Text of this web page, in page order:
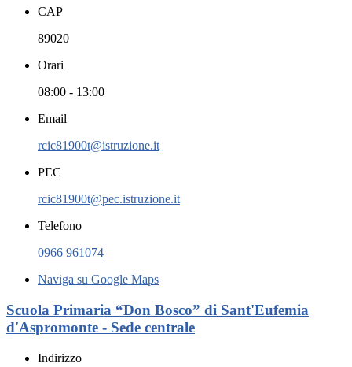
CAP
89020
Orari
08:00 - 13:00
Email
rcic81900t@istruzione.it
PEC
rcic81900t@pec.istruzione.it
Telefono
0966 961074
Naviga su Google Maps
Scuola Primaria “Don Bosco” di Sant'Eufemia
d'Aspromonte - Sede centrale
Indirizzo